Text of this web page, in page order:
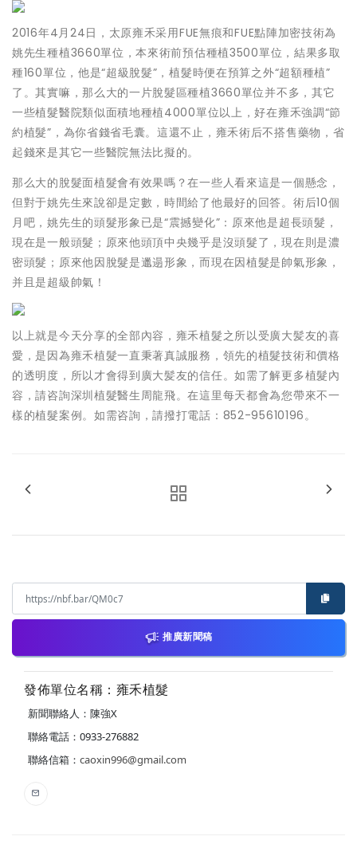
2016年4月24日，太原雍禾采用FUE無痕和FUE點陣加密技術為
姚先生種植3660單位，本來術前預估種植3500單位，結果多取
種160單位，他是“超級脫髮”，植髮時便在預算之外“超額種植”
了。其實嘛，那么大的一片脫髮區種植3660單位并不多，其它
一些植髮醫院類似面積地種植4000單位以上，好在雍禾強調“節
約植髮”，為你省錢省毛囊。這還不止，雍禾術后不搭售藥物，省
起錢來是其它一些醫院無法比擬的。
那么大的脫髮面植髮會有效果嗎？在一些人看來這是一個懸念，
但對于姚先生來說卻是定數，時間給了他最好的回答。術后10個
月吧，姚先生的頭髮形象已是“震撼變化”：原來他是超長頭髮，
現在是一般頭髮；原來他頭頂中央幾乎是沒頭髮了，現在則是濃
密頭髮；原來他因脫髮是邋遢形象，而現在因植髮是帥氣形象，
并且是超級帥氣！
以上就是今天分享的全部內容，雍禾植髮之所以受廣大髪友的喜
愛，是因為雍禾植髮一直秉著真誠服務，領先的植髮技術和價格
的透明度，所以才會得到廣大髪友的信任。如需了解更多植髮內
容，請咨詢深圳植髮醫生周龍飛。在這里每天都會為您帶來不一
樣的植髮案例。如需咨詢，請撥打電話：852-95610196。
推廣新聞稿
發佈單位名稱：雍禾植髮
新聞聯絡人：陳強X
聯絡電話：0933-276882
聯絡信箱： caoxin996@gmail.com